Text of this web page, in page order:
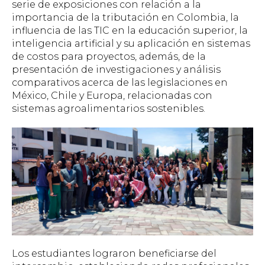
serie de exposiciones con relación a la
importancia de la tributación en Colombia, la
influencia de las TIC en la educación superior, la
inteligencia artificial y su aplicación en sistemas
de costos para proyectos, además, de la
presentación de investigaciones y análisis
comparativos acerca de las legislaciones en
México, Chile y Europa, relacionadas con
sistemas agroalimentarios sostenibles.
Los estudiantes lograron beneficiarse del